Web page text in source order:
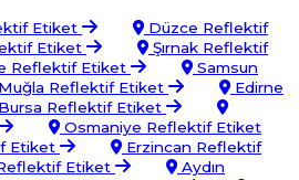
Etiket
Düzce Reflektif
Etiket
Şırnak Reflektif
Reflektif Etiket
Samsun
Reflektif Etiket
Edirne
Reflektif Etiket
Osmaniye Reflektif Etiket
Etiket
Erzincan Reflektif
Etiket
Aydın